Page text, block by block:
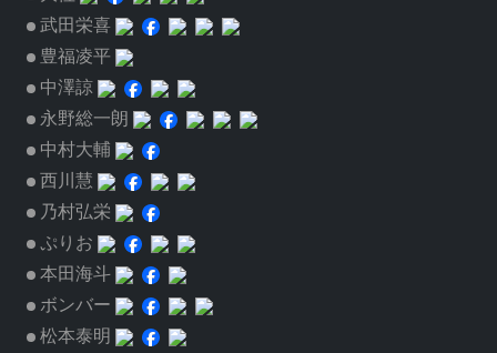
武田栄喜
豊福凌平
中澤諒
永野総一朗
中村大輔
西川慧
乃村弘栄
ぷりお
本田海斗
ボンバー
松本泰明